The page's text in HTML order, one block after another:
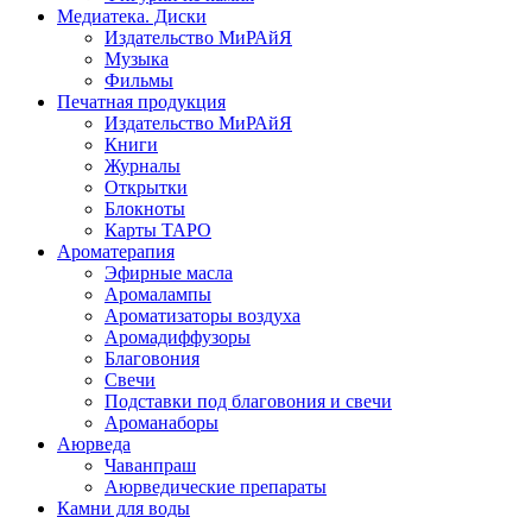
Медиатека. Диски
Издательство МиРАйЯ
Музыка
Фильмы
Печатная продукция
Издательство МиРАйЯ
Книги
Журналы
Открытки
Блокноты
Карты ТАРО
Ароматерапия
Эфирные масла
Аромалампы
Ароматизаторы воздуха
Аромадиффузоры
Благовония
Свечи
Подставки под благовония и свечи
Ароманаборы
Аюрведа
Чаванпраш
Аюрведические препараты
Камни для воды